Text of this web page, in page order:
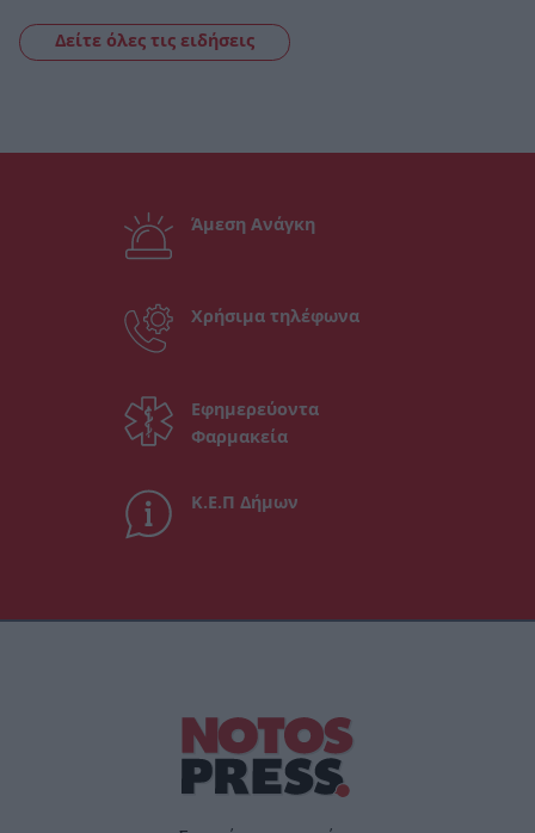
Δείτε όλες τις ειδήσεις
Άμεση Ανάγκη
Χρήσιμα τηλέφωνα
Εφημερεύοντα
Φαρμακεία
Κ.Ε.Π Δήμων